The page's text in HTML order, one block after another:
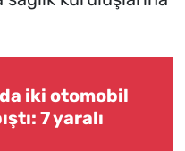
iki otomobil
7 yaralı